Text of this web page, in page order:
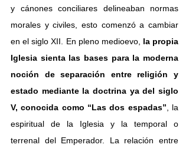
y cánones conciliares delineaban normas
morales y civiles, esto comenzó a cambiar
en el siglo XII. En pleno medioevo, la propia
Iglesia sienta las bases para la moderna
noción de separación entre religión y
estado mediante la doctrina ya del siglo
V, conocida como “Las dos espadas” , la
espiritual de la Iglesia y la temporal o
terrenal del Emperador. La relación entre